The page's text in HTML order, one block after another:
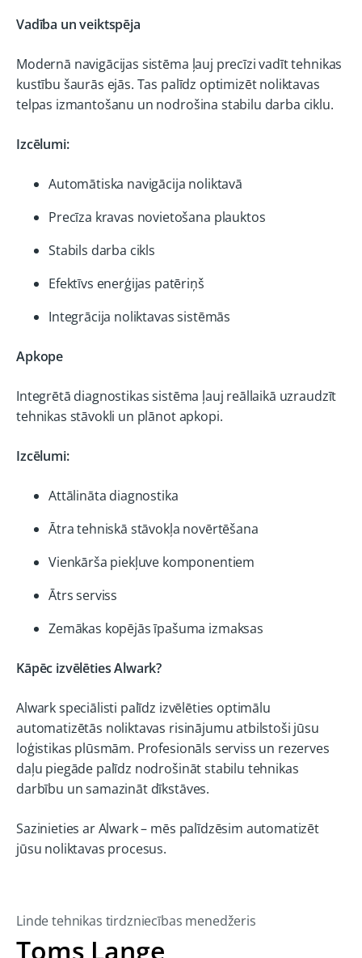
Vadība un veiktspēja
Modernā navigācijas sistēma ļauj precīzi vadīt tehnikas
kustību šaurās ejās. Tas palīdz optimizēt noliktavas
telpas izmantošanu un nodrošina stabilu darba ciklu.
Izcēlumi:
Automātiska navigācija noliktavā
Precīza kravas novietošana plauktos
Stabils darba cikls
Efektīvs enerģijas patēriņš
Integrācija noliktavas sistēmās
Apkope
Integrētā diagnostikas sistēma ļauj reāllaikā uzraudzīt
tehnikas stāvokli un plānot apkopi.
Izcēlumi:
Attālināta diagnostika
Ātra tehniskā stāvokļa novērtēšana
Vienkārša piekļuve komponentiem
Ātrs serviss
Zemākas kopējās īpašuma izmaksas
Kāpēc izvēlēties Alwark?
Alwark speciālisti palīdz izvēlēties optimālu
automatizētās noliktavas risinājumu atbilstoši jūsu
loģistikas plūsmām. Profesionāls serviss un rezerves
daļu piegāde palīdz nodrošināt stabilu tehnikas
darbību un samazināt dīkstāves.
Sazinieties ar Alwark – mēs palīdzēsim automatizēt
jūsu noliktavas procesus.
Linde tehnikas tirdzniecības menedžeris
Toms Lange